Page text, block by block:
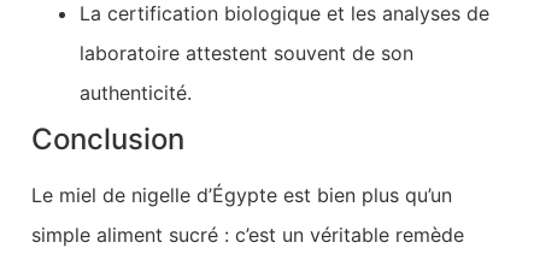
La certification biologique et les analyses de
laboratoire attestent souvent de son
authenticité.
Conclusion
Le miel de nigelle d’Égypte est bien plus qu’un
simple aliment sucré : c’est un véritable remède